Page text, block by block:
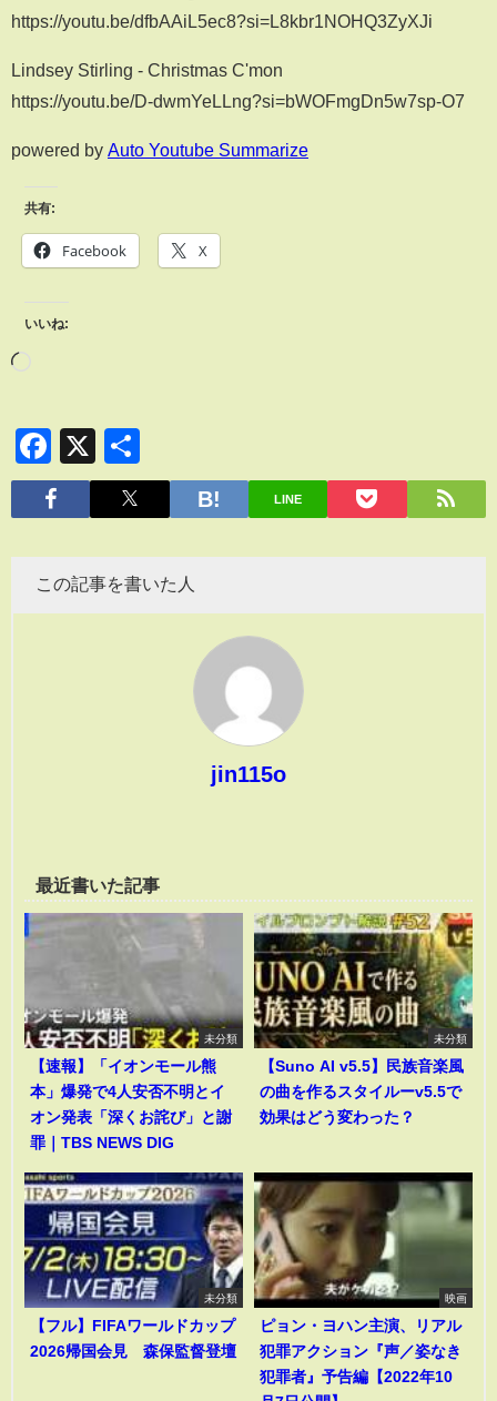
https://youtu.be/dfbAAiL5ec8?si=L8kbr1NOHQ3ZyXJi
Lindsey Stirling - Christmas C'mon
https://youtu.be/D-dwmYeLLng?si=bWOFmgDn5w7sp-O7
powered by Auto Youtube Summarize
共有:
Facebook X
いいね:
Facebook
X
有
LINE
この記事を書いた人
jin115o
最近書いた記事
未分類
【速報】「イオンモール熊
本」爆発で4人安否不明とイ
オン発表「深くお詫び」と謝
罪｜TBS NEWS DIG
未分類
【Suno AI v5.5】民族音楽風
の曲を作るスタイルーv5.5で
効果はどう変わった？
未分類
【フル】FIFAワールドカップ
2026帰国会見 森保監督登壇
映画
ピョン・ヨハン主演、リアル
犯罪アクション『声／姿なき
犯罪者』予告編【2022年10